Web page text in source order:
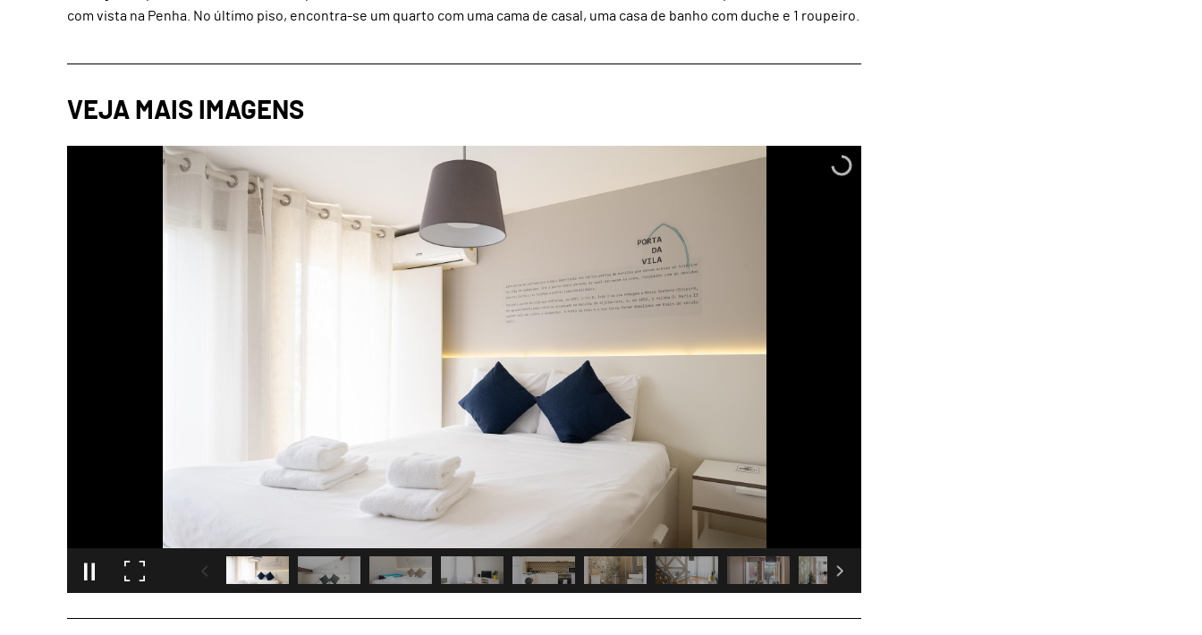
com vista na Penha. No último piso, encontra-se um quarto com uma cama de casal, uma casa de banho com duche e 1 roupeiro.